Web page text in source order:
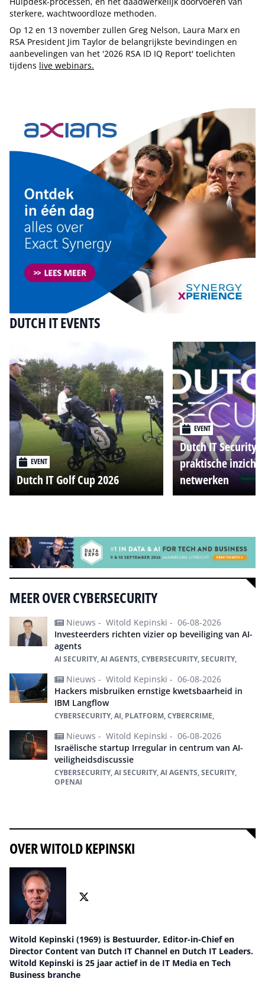
sterkere, wachtwoordloze methoden.
Op 12 en 13 november zullen Greg Nelson, Laura Marx en
RSA President Jim Taylor de belangrijkste bevindingen en
aanbevelingen van het '2026 RSA ID IQ Report' toelichten
tijdens live webinars.
DUTCH IT EVENTS
EVENT
Dutch IT Golf Cup 2026
EVENT
Dutch IT Security
praktische
netwerken
MEER OVER CYBERSECURITY
Nieuws - Witold Kepinski - 06-08-2026
Investeerders richten vizier op beveiliging van AI-
agents
AI SECURITY, AI AGENTS, CYBERSECURITY, SECURITY,
Nieuws - Witold Kepinski - 06-08-2026
Hackers misbruiken ernstige kwetsbaarheid in
IBM Langflow
CYBERSECURITY, AI, PLATFORM, CYBERCRIME,
Nieuws - Witold Kepinski - 06-08-2026
Israëlische startup Irregular in centrum van AI-
veiligheidsdiscussie
CYBERSECURITY, AI SECURITY, AI AGENTS, SECURITY,
OPENAI
OVER WITOLD KEPINSKI
Witold Kepinski (1969) is Bestuurder, Editor-in-Chief en
Director Content van Dutch IT Channel en Dutch IT Leaders.
Witold Kepinski is 25 jaar actief in de IT Media en Tech
Business branche